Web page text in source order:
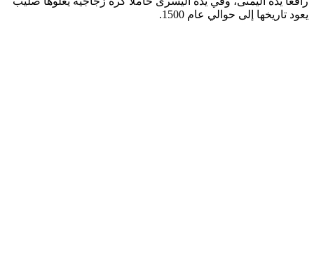
يعود تاريخها إلى حوالي عام 1500.